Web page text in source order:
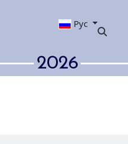
Рус
2026